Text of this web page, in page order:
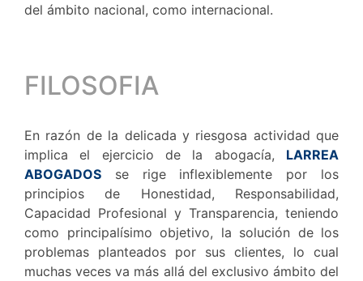
del ámbito nacional, como internacional.
FILOSOFIA
En razón de la delicada y riesgosa actividad que
implica el ejercicio de la abogacía, LARREA
ABOGADOS se rige inflexiblemente por los
principios de Honestidad, Responsabilidad,
Capacidad Profesional y Transparencia, teniendo
como principalísimo objetivo, la solución de los
problemas planteados por sus clientes, lo cual
muchas veces va más allá del exclusivo ámbito del